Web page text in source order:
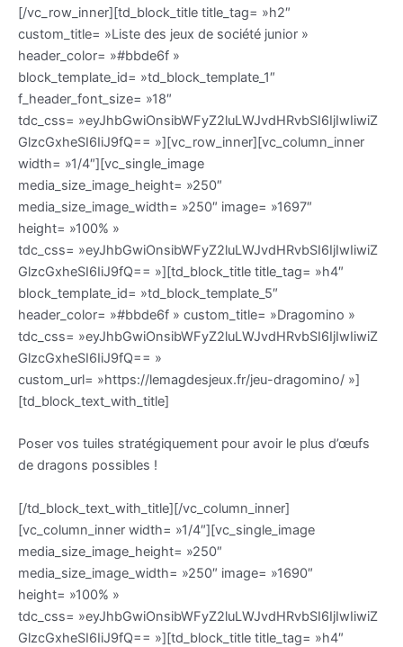
[/vc_row_inner][td_block_title title_tag= »h2″
custom_title= »Liste des jeux de société junior »
header_color= »#bbde6f »
block_template_id= »td_block_template_1″
f_header_font_size= »18″
tdc_css= »eyJhbGwiOnsibWFyZ2luLWJvdHRvbSI6IjIwIiwiZ
GlzcGxheSI6IiJ9fQ== »][vc_row_inner][vc_column_inner
width= »1/4″][vc_single_image
media_size_image_height= »250″
media_size_image_width= »250″ image= »1697″
height= »100% »
tdc_css= »eyJhbGwiOnsibWFyZ2luLWJvdHRvbSI6IjIwIiwiZ
GlzcGxheSI6IiJ9fQ== »][td_block_title title_tag= »h4″
block_template_id= »td_block_template_5″
header_color= »#bbde6f » custom_title= »Dragomino »
tdc_css= »eyJhbGwiOnsibWFyZ2luLWJvdHRvbSI6IjIwIiwiZ
GlzcGxheSI6IiJ9fQ== »
custom_url= »https://lemagdesjeux.fr/jeu-dragomino/ »]
[td_block_text_with_title]
Poser vos tuiles stratégiquement pour avoir le plus d’œufs
de dragons possibles !
[/td_block_text_with_title][/vc_column_inner]
[vc_column_inner width= »1/4″][vc_single_image
media_size_image_height= »250″
media_size_image_width= »250″ image= »1690″
height= »100% »
tdc_css= »eyJhbGwiOnsibWFyZ2luLWJvdHRvbSI6IjIwIiwiZ
GlzcGxheSI6IiJ9fQ== »][td_block_title title_tag= »h4″